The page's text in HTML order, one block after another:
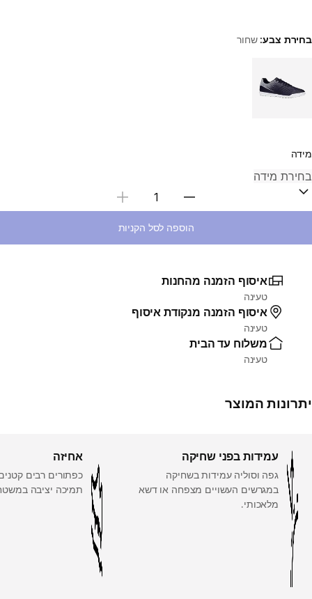
בחירת צבע:שחור
מידה
בחירת כמות
הוספה לסל הקניות
איסוף הזמנה מהחנות
טעינה
איסוף הזמנה מנקודת איסוף
טעינה
משלוח עד הבית
טעינה
יתרונות המוצר
עמידות בפני שחיקה
גפה וסוליה עמידות בשחיקה
במגרשים העשויים מצפחה או דשא
מלאכותי.
אחיזה
כפתורים רבים
תמיכה יציבה